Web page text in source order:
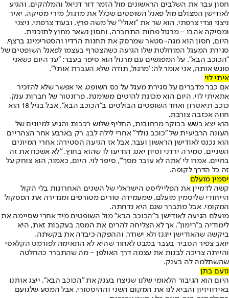
חסון עבר את השלבים הראשונים מול הזמר דור דניאל והמלהקים, והגיע
לאודישן המצולם מול פאנל השופטים שכלל את מרגול, מירי מסיקה, יאיר
ניצני וצדי צרפתי. הוא שר את "ואולי" של משה פרץ, ובעוד צרפתי, ניצני
ומסיקה אהבו - מרגול פחות התחברה, וחסון נשאר מחוץ לתוכנית.
היום, חסון הוא מגה-סטאר שמרסק את תחנות הרדיו והסטרימינג ברצף.
סגירת המעגל המוחלטת שלו הגיעה כשהצטרף בעצמו לפאנל השופטים של
"הכוכב הבא". על המפגשים עם מרגול הוא סיפר בעבר: "עד היום כשאני
פוגש אותה, אני אומר לה: 'מרגול, תודה שלא העברת אותי'".
איתי לוי
אם כבר מדברים על סגירת מעגל על כס השופט, אי אפשר שלא להזכיר
אתאיתי לוי. היום הוא מכונת להיטים משומנת, פרזנטור של חברות ענק,
כוכב תיאטרון ואחד השופטים הבולטים ב"הכוכב הבא", אבל בגיל 18 הוא
חווה אכזבה צורבת.
הוא יצא בשש בבוקר מרחובות, החליף שלוש רכבות והגיע למיונים של
העונה הרביעית של "כוכב נולד" אחרי לילה לבן. רק בארבע אחר הצהריים
הוא נכנס לאודישן הראשון ועבר, אבל אז הגיעה הסטירה: אחרי המיונים
השניים, טמירה ירדני וסיון יאנג הודיעו לו שהוא בחוץ. "לא אשכח את זה
בחיים. אמרו לי 'אתה לא עובר מסך'", סיפר לוי. היום, כאמור, הוא צוחק על
זה כל הדרך לקופה.
יסמין מועלם
קשה לדמיין את הפלייליסט הישראלי של השנים האחרונות בלי הקול
הייחודי שליסמין מועלם, שמעמידה טורים מטורפים ומגדירה את הפסקול
המקומי. אבל מתברר שגם היא נדחתה.
מועלם הגיעה לאודישן ב"הכוכב הבא" מול השופטים מיד אחרי שסיימה את
לימודיה ב"רימון", אך לא הצליחה להרים את המסך. בעקבות זאת, היא
ביקשה שהאודישן ייגנז ולא ישודר, וההפקה כיבדה את בקשתה.
יואב צפיר הסביר בעבר במבט לאחור שהיא לא התאימה לפורמט הקלאסי
והייתה צריכה לבנות את עצמה דרך האולפן - מה שהתברר כהחלטה
שהשתלמה לה בענק.
נועם בתן
היום הוא הגיבור הלאומי שלנו שניצח בענק את "הכוכב הבא", ייצג אותנו
באירוויזיון והביא לנו את המקום השני וההיסטורי, אבל המסע שלנועם